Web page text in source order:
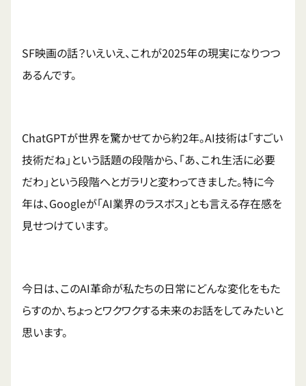
SF映画の話？いえいえ、これが2025年の現実になりつつ
あるんです。
ChatGPTが世界を驚かせてから約2年。AI技術は「すごい
技術だね」という話題の段階から、「あ、これ生活に必要
だわ」という段階へとガラリと変わってきました。特に今
年は、Googleが「AI業界のラスボス」とも言える存在感を
見せつけています。
今日は、このAI革命が私たちの日常にどんな変化をもた
らすのか、ちょっとワクワクする未来のお話をしてみたいと
思います。